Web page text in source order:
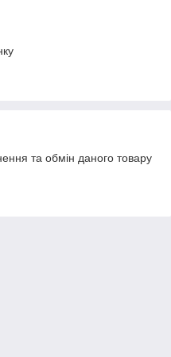
та обмін даного товару